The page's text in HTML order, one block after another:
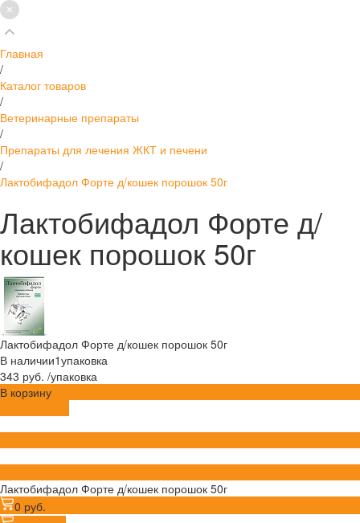
Главная
/
Каталог товаров
/
Ветеринарные препараты
/
Препараты для лечения ЖКТ и печени
/
Лактобифадол Форте д/кошек порошок 50г
Лактобифадол Форте д/
кошек порошок 50г
Лактобифадол Форте д/кошек порошок 50г
В наличии1упаковка
343 руб. /упаковка
В корзину
Лактобифадол Форте д/кошек порошок 50г
0 руб.